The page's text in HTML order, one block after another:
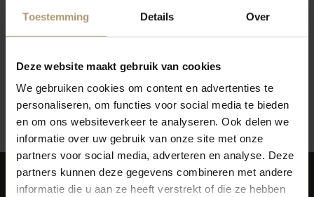
Toestemming Details Over
Deze website maakt gebruik van cookies
We gebruiken cookies om content en advertenties te
personaliseren, om functies voor social media te bieden
en om ons websiteverkeer te analyseren. Ook delen we
informatie over uw gebruik van onze site met onze
partners voor social media, adverteren en analyse. Deze
partners kunnen deze gegevens combineren met andere
informatie die u aan ze heeft verstrekt of die ze hebben
Geen producten gevonden!...
Terug naar vorige pagina